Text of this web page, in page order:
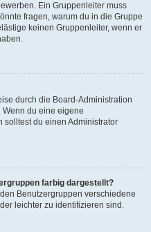
Ein Gruppenleiter muss
fragen, warum du in die Gruppe
keinen Gruppenleiter, wenn er
durch die Board-Administration
du eine eigene
solltest du einen Administrator
farbig dargestellt?
Benutzergruppen verschiedene
leichter zu identifizieren sind.